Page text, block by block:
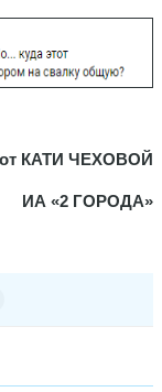
от КАТИ ЧЕХОВОЙ
ИА «2 ГОРОДА»